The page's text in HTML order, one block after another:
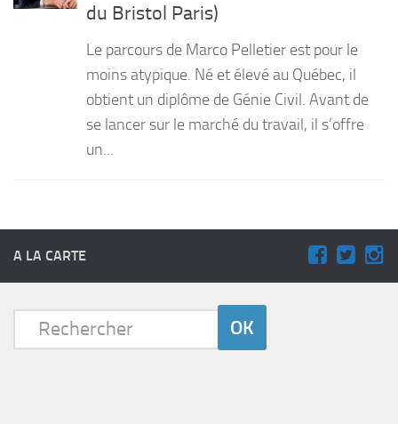
du Bristol Paris)
Le parcours de Marco Pelletier est pour le
moins atypique. Né et élevé au Québec, il
obtient un diplôme de Génie Civil. Avant de
se lancer sur le marché du travail, il s’offre
un...
A LA CARTE